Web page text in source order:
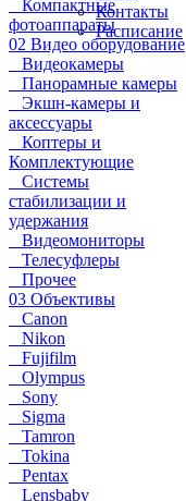
Контакты
Расписание
Компактные
фотоаппараты
02 Видео оборудование
Видеокамеры
Панорамные камеры
Экшн-камеры и
аксессуары
Коптеры и
Комплектующие
Системы
стабилизации и
удержания
Видеомониторы
Телесуфлеры
Прочее
03 Объективы
Canon
Nikon
Fujifilm
Olympus
Sony
Sigma
Tamron
Tokina
Pentax
Lensbaby